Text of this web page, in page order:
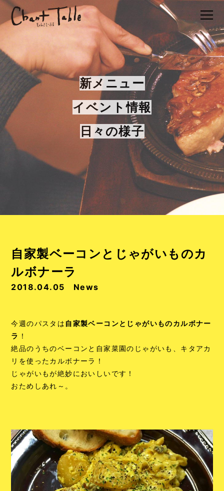
新メニュー
イベント情報
日々の様子
自家製ベーコンとじゃがいものカ
ルボナーラ
2018.04.05 News
今週のパスタは 自家製ベーコンとじゃがいものカルボナー
ラ ！
絶品のうちのベーコンと自家菜園のじゃがいも、キタアカ
リを使ったカルボナーラ！
じゃがいもが絶妙においしいです！
おためしあれ～。